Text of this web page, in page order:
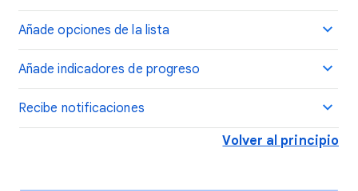
Añade opciones de la lista
Añade indicadores de progreso
Recibe notificaciones
Volver al principio